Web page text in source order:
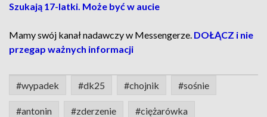
Szukają 17-latki. Może być w aucie
Mamy swój kanał nadawczy w Messengerze. DOŁĄCZ i nie
przegap ważnych informacji
#wypadek #dk25 #chojnik #sośnie
#antonin #zderzenie #ciężarówka